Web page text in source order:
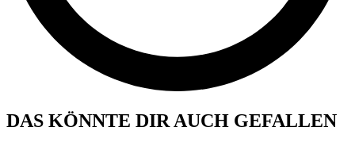
DAS KÖNNTE DIR AUCH GEFALLEN